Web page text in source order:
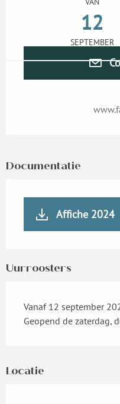
12
SEPTEMBER
Documentatie
Affiche 2024
Uurroosters
Vanaf 12 september
Geopend de zaterdag,
Locatie